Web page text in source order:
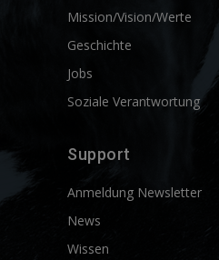
Mission/Vision/Werte
Geschichte
Jobs
Soziale Verantwortung
Support
Anmeldung Newsletter
News
Wissen